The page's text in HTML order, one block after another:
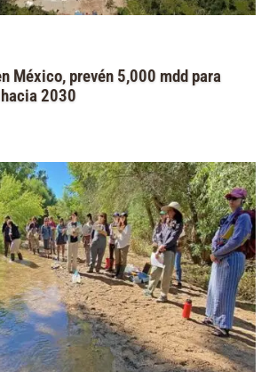
México, prevén 5,000 mdd para
2030